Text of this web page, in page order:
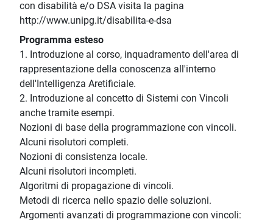
con disabilità e/o DSA visita la pagina
http://www.unipg.it/disabilita-e-dsa
Programma esteso
1. Introduzione al corso, inquadramento dell'area di
rappresentazione della conoscenza all'interno
dell'Intelligenza Aretificiale.
2. Introduzione al concetto di Sistemi con Vincoli
anche tramite esempi.
Nozioni di base della programmazione con vincoli.
Alcuni risolutori completi.
Nozioni di consistenza locale.
Alcuni risolutori incompleti.
Algoritmi di propagazione di vincoli.
Metodi di ricerca nello spazio delle soluzioni.
Argomenti avanzati di programmazione con vincoli: